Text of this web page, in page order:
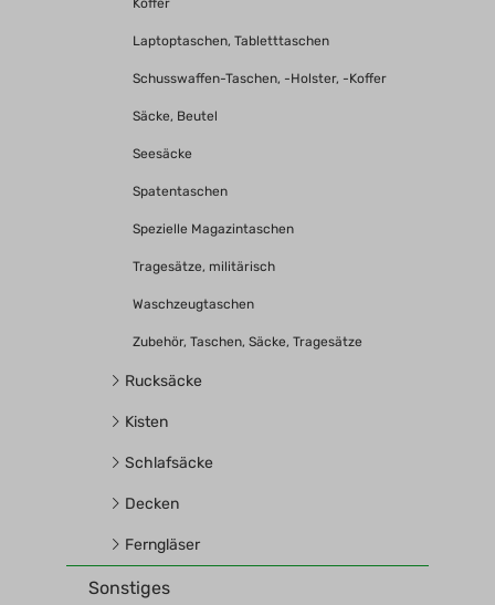
Koffer
Laptoptaschen, Tabletttaschen
Schusswaffen-Taschen, -Holster, -Koffer
Säcke, Beutel
Seesäcke
Spatentaschen
Spezielle Magazintaschen
Tragesätze, militärisch
Waschzeugtaschen
Zubehör, Taschen, Säcke, Tragesätze
Rucksäcke
Kisten
Schlafsäcke
Decken
Ferngläser
Sonstiges